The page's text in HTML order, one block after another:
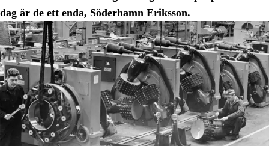
dag är de ett enda, Söderhamn Eriksson.